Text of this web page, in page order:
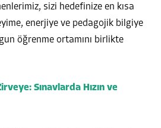
sizi hedefinize en kısa
enerjiye ve pedagojik bilgiye
öğrenme ortamını birlikte
Sınavlarda Hızın ve